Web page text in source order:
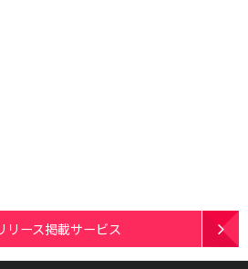
リース掲載サービス